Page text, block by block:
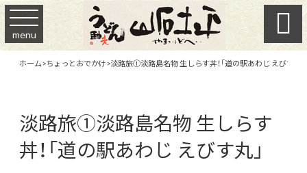
menu 
ホーム>ちょっとおでかけ>淡路旅①淡路島名物 生しらす丼！「道の駅あわじ えびす丸」
淡路旅①淡路島名物 生しらす
丼！「道の駅あわじ えびす丸」